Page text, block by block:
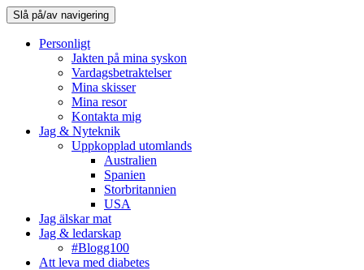
Slå på/av navigering
Personligt
Jakten på mina syskon
Vardagsbetraktelser
Mina skisser
Mina resor
Kontakta mig
Jag & Nyteknik
Uppkopplad utomlands
Australien
Spanien
Storbritannien
USA
Jag älskar mat
Jag & ledarskap
#Blogg100
Att leva med diabetes